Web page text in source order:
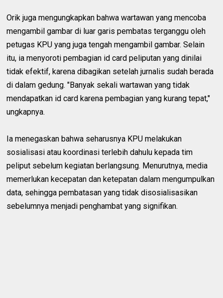
Orik juga mengungkapkan bahwa wartawan yang mencoba
mengambil gambar di luar garis pembatas terganggu oleh
petugas KPU yang juga tengah mengambil gambar. Selain
itu, ia menyoroti pembagian id card peliputan yang dinilai
tidak efektif, karena dibagikan setelah jurnalis sudah berada
di dalam gedung. "Banyak sekali wartawan yang tidak
mendapatkan id card karena pembagian yang kurang tepat,"
ungkapnya.
Ia menegaskan bahwa seharusnya KPU melakukan
sosialisasi atau koordinasi terlebih dahulu kepada tim
peliput sebelum kegiatan berlangsung. Menurutnya, media
memerlukan kecepatan dan ketepatan dalam mengumpulkan
data, sehingga pembatasan yang tidak disosialisasikan
sebelumnya menjadi penghambat yang signifikan.